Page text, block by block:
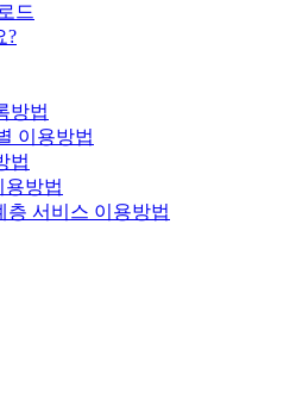
드
?
방법
이용방법
법
용방법
층 서비스 이용방법